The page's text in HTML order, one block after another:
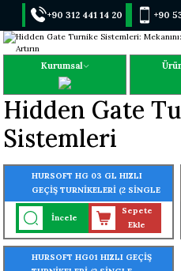
+90 312 441 14 20 +90
Kurumsal
Hidden Gate
Sistemleri
HURSOFT HG 03 GL HIZLI
GEÇİŞ TURNİKELERİ (2 SİNGLE
TURNİKE TEK KORİDOR)
İncele
Sepete
Ekle
HURSOFT HG01 HIZLI GEÇİŞ